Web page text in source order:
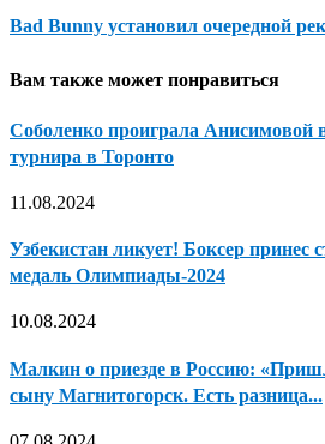
Bad Bunny установил очередной
Вам также может понравиться
Соболенко проиграла Анисимовой
турнира в Торонто
11.08.2024
Узбекистан ликует! Боксер принес
медаль Олимпиады-2024
10.08.2024
Малкин о приезде в Россию:
сыну Магнитогорск. Есть разница...